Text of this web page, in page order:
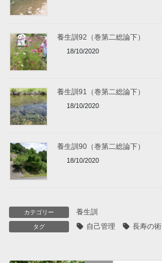
養生訓92（巻第二総論下）
18/10/2020
養生訓91（巻第二総論下）
18/10/2020
養生訓90（巻第二総論下）
18/10/2020
カテゴリー 養生訓
タグ 自己管理 長寿の術